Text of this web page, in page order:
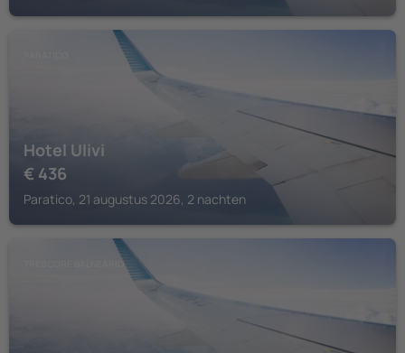
Hotel Ulivi
€ 436
Paratico, 21 augustus 2026, 2 nachten
TRESCORE BALNEARIO